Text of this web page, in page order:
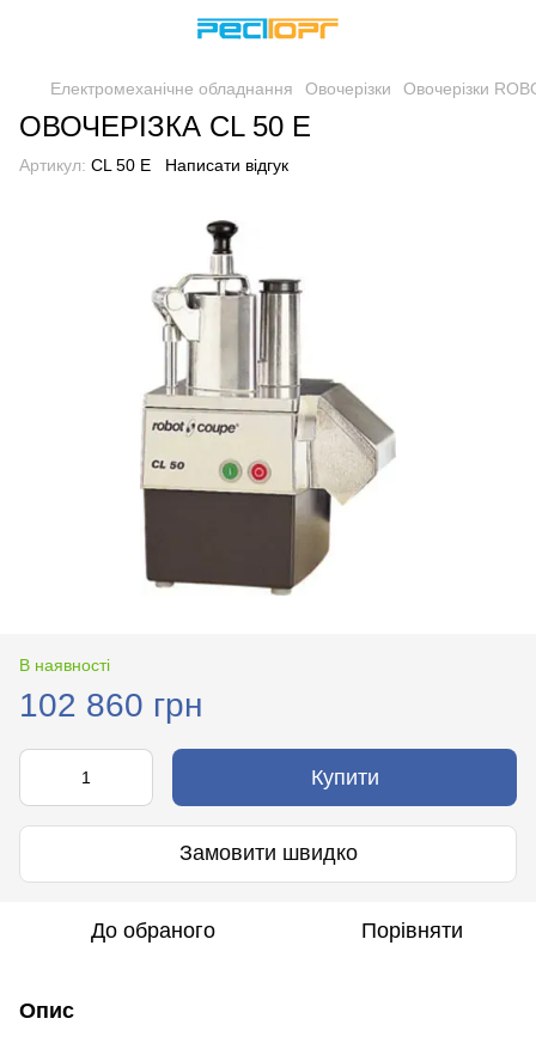
Електромеханічне обладнання Овочерізки Овочерізки
ОВОЧЕРІЗКА CL 50 E
Артикул: CL 50 E Написати відгук
В наявності
102 860 грн
Купити
Замовити швидко
До обраного Порівняти
Опис